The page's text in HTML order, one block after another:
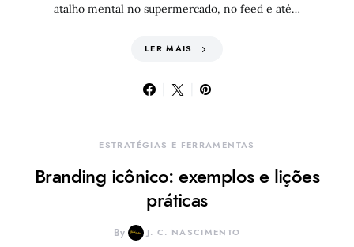
atalho mental no supermercado, no feed e até…
LER MAIS
ESTRATÉGIAS E FERRAMENTAS
Branding icônico: exemplos e lições
práticas
By J. C. NASCIMENTO